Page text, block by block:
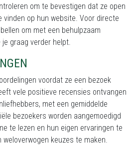
om te bevestigen dat ze open
vinden op hun website. Voor directe
bellen om met een behulpzaam
graag verder helpt.
voordat ze een bezoek
vele positieve recensies ontvangen
met een gemiddelde
bezoekers worden aangemoedigd
te lezen en hun eigen ervaringen te
keuzes te maken.